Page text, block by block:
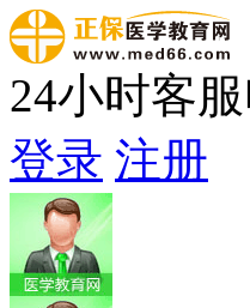
24小时客
登录 注册